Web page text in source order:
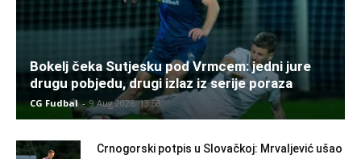
Bokelj čeka Sutjesku pod Vrmcem: jedni jure
drugu pobjedu, drugi izlaz iz serije poraza
CG Fudbal - 9 Aug 2026. 13:58
Crnogorski potpis u Slovačkoj: Mrvaljević ušao